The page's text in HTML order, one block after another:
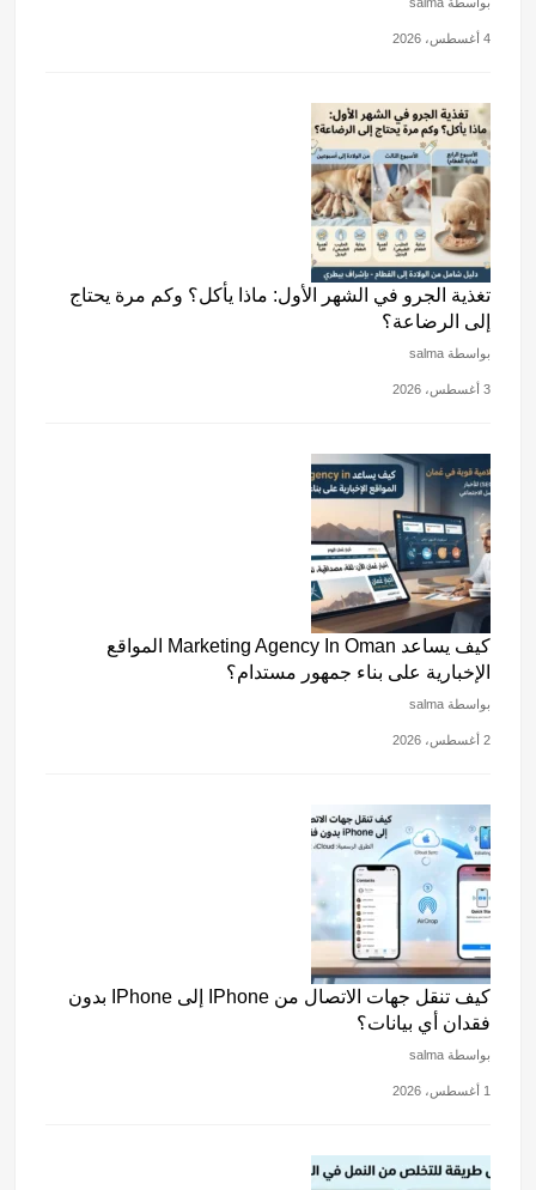
بواسطة salma
4 أغسطس، 2026
تغذية الجرو في الشهر الأول: ماذا يأكل؟ وكم مرة يحتاج
إلى الرضاعة؟
بواسطة salma
3 أغسطس، 2026
كيف يساعد Marketing Agency In Oman المواقع
الإخبارية على بناء جمهور مستدام؟
بواسطة salma
2 أغسطس، 2026
كيف تنقل جهات الاتصال من IPhone إلى IPhone بدون
فقدان أي بيانات؟
بواسطة salma
1 أغسطس، 2026